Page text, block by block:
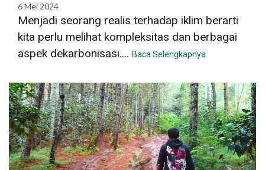
6 Mei 2024
Menjadi seorang realis terhadap iklim berarti
kita perlu melihat kompleksitas dan berbagai
aspek dekarbonisasi.... Baca Selengkapnya